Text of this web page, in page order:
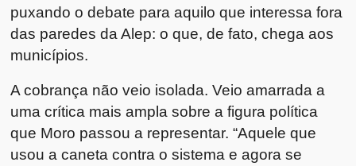
puxando o debate para aquilo que interessa fora
das paredes da Alep: o que, de fato, chega aos
municípios.
A cobrança não veio isolada. Veio amarrada a
uma crítica mais ampla sobre a figura política
que Moro passou a representar. “Aquele que
usou a caneta contra o sistema e agora se